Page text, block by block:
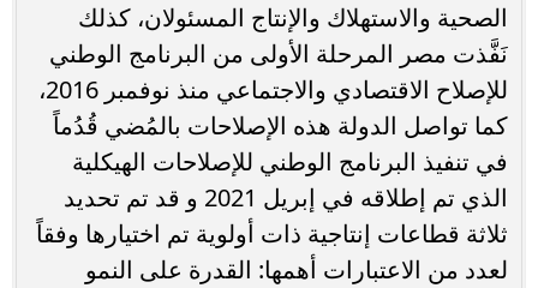
الصحية والاستهلاك والإنتاج المسئولان، كذلك
نَفَّذت مصر المرحلة الأولى من البرنامج الوطني
للإصلاح الاقتصادي والاجتماعي منذ نوفمبر 2016،
كما تواصل الدولة هذه الإصلاحات بالمُضي قُدُماً
في تنفيذ البرنامج الوطني للإصلاحات الهيكلية
الذي تم إطلاقه في إبريل 2021 و قد تم تحديد
ثلاثة قطاعات إنتاجية ذات أولوية تم اختيارها وفقاً
لعدد من الاعتبارات أهمها: القدرة على النمو